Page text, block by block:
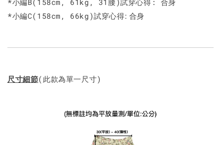
*小編C(158cm, 66kg)試穿心得: 合身
尺寸細節(此款為單一尺寸)